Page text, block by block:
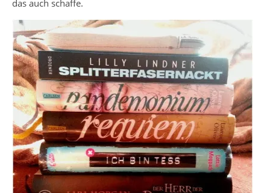
das auch schaffe.